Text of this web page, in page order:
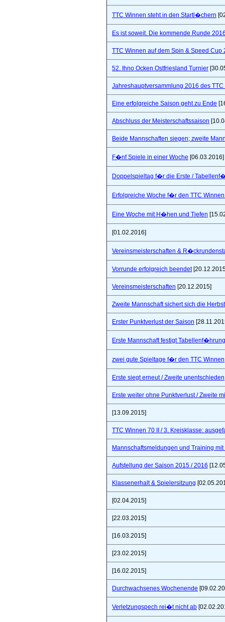
TTC Winnen steht in den Startl�chern
Es ist soweit. Die kommende Runde
TTC Winnen auf dem Spin & Speed Cup
52. Ihno Ocken Ostfriesland Turnier
Jahreshauptversammlung 2016 des TTC
Eine erfolgreiche Saison geht zu Ende
Abschluss der Meisterschaftssaison
Beide Mannschaften siegen; zweite
F�nf Spiele in einer Woche [06.03.2016]
Doppelspieltag f�r die Erste /
Erfolgreiche Woche f�r den TTC
Eine Woche mit H�hen und Tiefen
[01.02.2016]
Vereinsmeisterschaften &
Vorrunde erfolgreich beendet
Vereinsmeisterschaften [20.12.2015]
Zweite Mannschaft sichert sich die
Erster Punktverlust der Saison
Erste Mannschaft festigt
zwei gute Spieltage f�r den TTC Winnen
Erste siegt erneut / Zweite unentschieden
Erste weiter ohne Punktverlust / Zweite
[13.09.2015]
TTC Winnen 70 II / 3. Kreisklasse:
Mannschaftsmeldungen und Training
Aufstellung der Saison 2015 / 2016
Klassenerhalt & Spielersitzung
[02.04.2015]
[22.03.2015]
[16.03.2015]
[23.02.2015]
[16.02.2015]
Durchwachsenes Wochenende
Verletzungspech rei�t nicht ab